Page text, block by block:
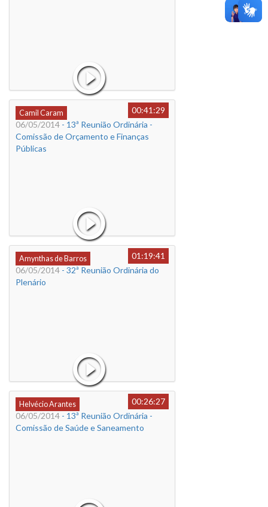
Camil Caram
00:41:29
06/05/2014 - 13ª Reunião Ordinária -
Comissão de Orçamento e Finanças
Públicas
Amynthas de Barros
01:19:41
06/05/2014 - 32ª Reunião Ordinária do
Plenário
Helvécio Arantes
00:26:27
06/05/2014 - 13ª Reunião Ordinária -
Comissão de Saúde e Saneamento